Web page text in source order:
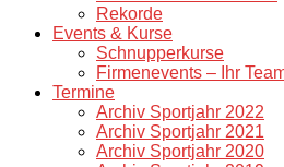
Rekorde
Events & Kurse
Schnupperkurse
Firmenevents – Ihr
Termine
Archiv Sportjahr 2022
Archiv Sportjahr 2021
Archiv Sportjahr 2020